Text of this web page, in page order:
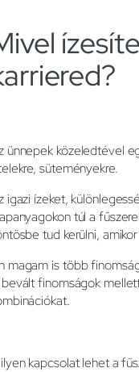
ünnepek közeledtével
süteményekre.
igazi ízeket,
túl a
tud kerülni,
magam is több
finomságok
kapcsolat lehet a